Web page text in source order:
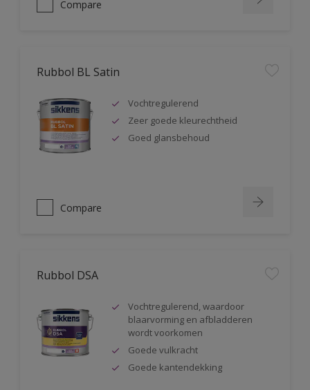
Compare
Rubbol BL Satin
Vochtregulerend
Zeer goede kleurechtheid
Goed glansbehoud
Compare
Rubbol DSA
Vochtregulerend, waardoor
blaarvorming en afbladderen
wordt voorkomen
Goede vulkracht
Goede kantendekking